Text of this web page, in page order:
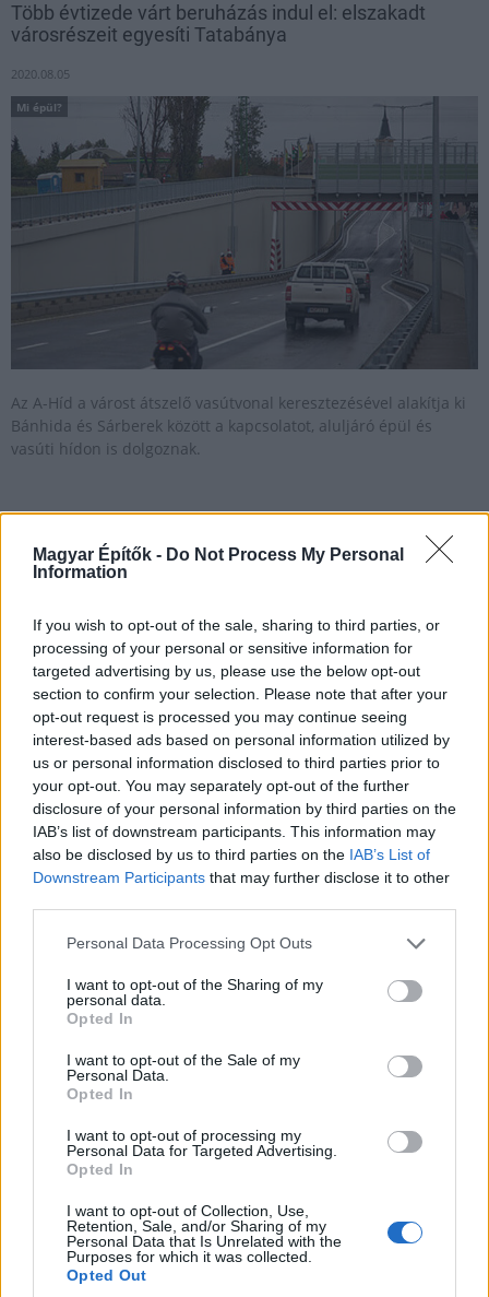
Magyar Építők - Do Not Process My Personal
Information
If you wish to opt-out of the sale, sharing to third parties, or
processing of your personal or sensitive information for
targeted advertising by us, please use the below opt-out
section to confirm your selection. Please note that after your
opt-out request is processed you may continue seeing
interest-based ads based on personal information utilized by
us or personal information disclosed to third parties prior to
your opt-out. You may separately opt-out of the further
disclosure of your personal information by third parties on the
IAB’s list of downstream participants. This information may
also be disclosed by us to third parties on the IAB’s List of
Downstream Participants that may further disclose it to other
Please note that this website/app uses one or more Google
not limited to your visit or usage behaviour. You may click to
grant or deny consent to Google and its third-party tags to
use your data for below specified purposes in below Google
consent section.
Personal Data Processing Opt Outs
I want to opt-out of the Sharing of my
personal data.
Opted In
I want to opt-out of the Sale of my
Personal Data.
Opted In
I want to opt-out of processing my
Personal Data for Targeted Advertising.
Opted In
I want to opt-out of Collection, Use,
Retention, Sale, and/or Sharing of my
Personal Data that Is Unrelated with the
Purposes for which it was collected.
Opted Out
Több évtizede várt beruházás indul el: elszakadt
városrészeit egyesíti Tatabánya
2020.08.05
Mi épül?
Az A-Híd a várost átszelő vasútvonal keresztezésével alakítja ki
Bánhida és Sárberek között a kapcsolatot, aluljáró épül és
vasúti hídon is dolgoznak.
társasházak Angyalföldön
Mi épül?
Az összességében több mint hatmilliárdos beruházásban 279
lakás jön létre, a munkálatok közel járnak a befejezéshez.
Jó tempóban halad az M44-es új Tisza-hídjának
2020.07.25